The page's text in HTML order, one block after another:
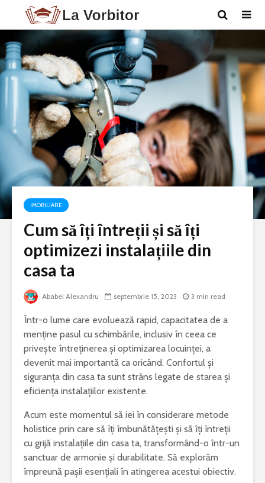
IMOBILIARE
Cum să îți întreții și să îți
optimizezi instalațiile din
casa ta
Ababei Alexandru septembrie 15, 2023 3 min read
Într-o lume care evoluează rapid, capacitatea de a
menține pasul cu schimbările, inclusiv în ceea ce
privește întreținerea și optimizarea locuinței, a
devenit mai importantă ca oricând. Confortul și
siguranța din casa ta sunt strâns legate de starea și
eficiența instalațiilor existente.
Acum este momentul să iei în considerare metode
holistice prin care să îți îmbunătățești și să îți întreții
cu grijă instalațiile din casa ta, transformând-o într-un
sanctuar de armonie și durabilitate. Să explorăm
împreună pașii esențiali în atingerea acestui obiectiv.
pentru lucrări de
Ce poți vizita într-
un weekend în
județul Gorj
Bolilor Rare. De ce
care este mesajul
transmis la nivel
global
specii din
rămâne
foto bun
Cele mai
probleme
și cum